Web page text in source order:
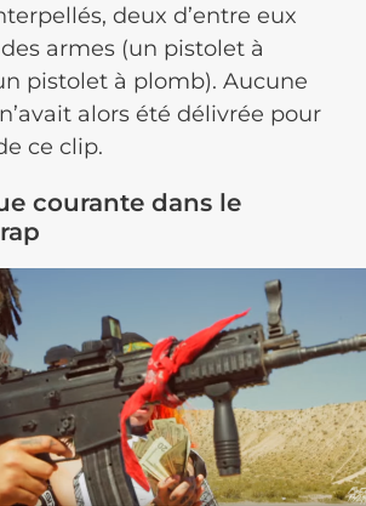
deux d’entre eux
armes (un pistolet à
pistolet à plomb). Aucune
alors été délivrée pour
ce clip.
courante dans le